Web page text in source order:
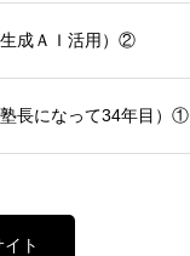
成ＡＩ活用）②
長になって34年目）①
ト